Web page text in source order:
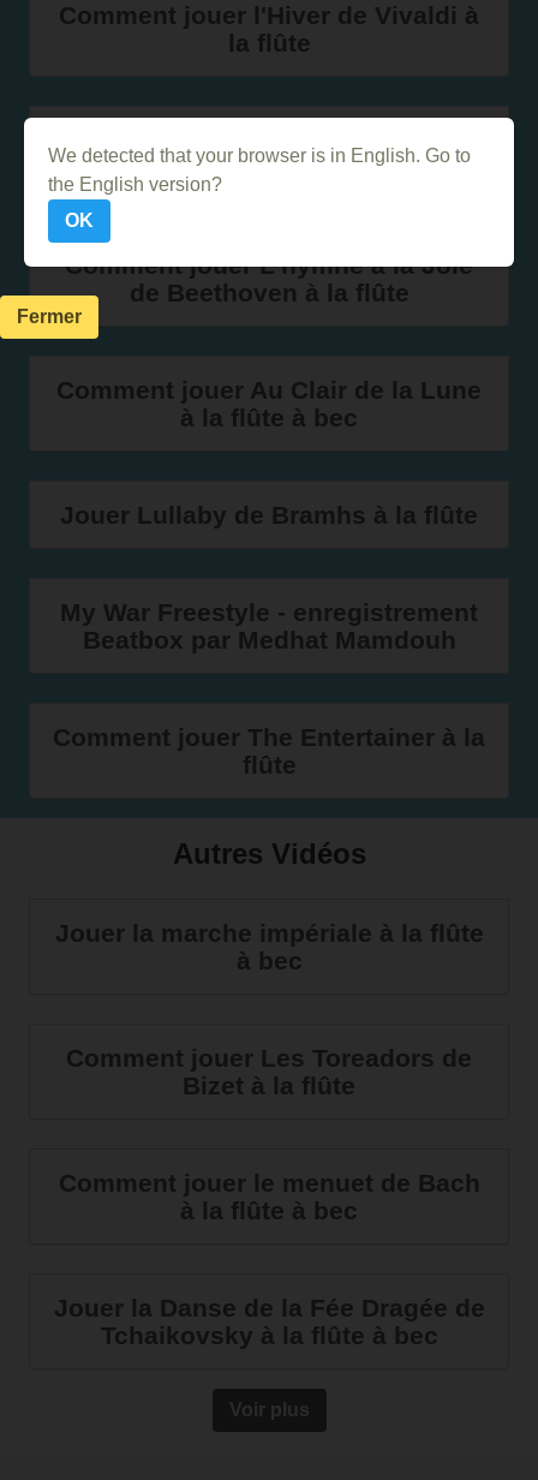
Comment jouer l'Hiver de Vivaldi à
la flûte
flûte
Comment jouer L'hymne à la Joie
de Beethoven à la flûte
Comment jouer Au Clair de la Lune
à la flûte à bec
Jouer Lullaby de Bramhs à la flûte
My War Freestyle - enregistrement
Beatbox par Medhat Mamdouh
Comment jouer The Entertainer à la
flûte
Autres Vidéos
Jouer la marche impériale à la flûte
à bec
Comment jouer Les Toreadors de
Bizet à la flûte
Comment jouer le menuet de Bach
à la flûte à bec
Jouer la Danse de la Fée Dragée de
Tchaikovsky à la flûte à bec
Voir plus
We detected that your browser is in English. Go to
the English version?
OK
Fermer